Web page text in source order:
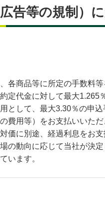
告等の規制）
各商品等に所定の手数料
定代金に対して最大
として、最大3.30％の申
費用等）をお支払いいた
価に別途、経過利息をお
の動向に応じて当社が決
います。